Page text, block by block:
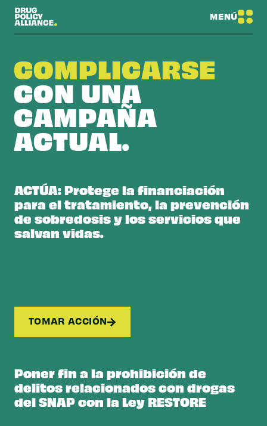
MENÚ
COMPLICARSE
CON UNA
CAMPAÑA
ACTUAL.
ACTÚA: Protege la financiación
para el tratamiento, la prevención
de sobredosis y los servicios que
salvan vidas.
TOMAR ACCIÓN
Poner fin a la prohibición de
delitos relacionados con drogas
del SNAP con la Ley RESTORE